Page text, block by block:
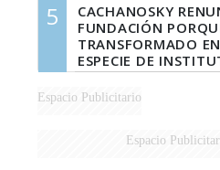
5
CACHANOSKY
FUNDACIÓN
TRANSFORMADO
ESPECIE DE
INCONDICIONAL
DE MILEI"
Espacio Publicitario
Espacio